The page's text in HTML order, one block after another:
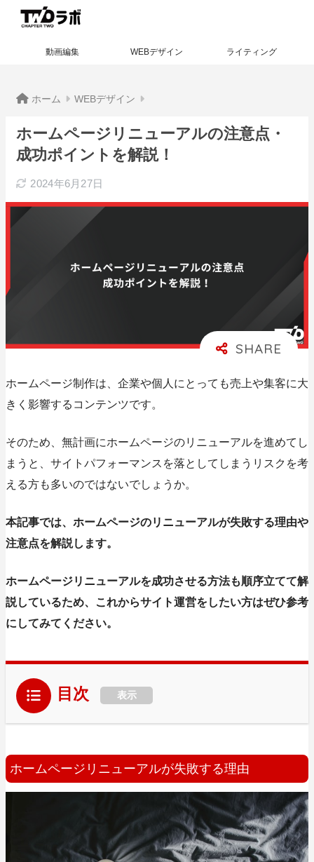
動画編集 WEBデザイン ライティング
ホーム WEBデザイン
ホームページリニューアルの注意点・
成功ポイントを解説！
2024年6月27日
ホームページ制作は、企業や個人にとっても売上や集客に大
きく影響するコンテンツです。
そのため、無計画にホームページのリニューアルを進めてし
まうと、サイトパフォーマンスを落としてしまうリスクを考
える方も多いのではないでしょうか。
本記事では、ホームページのリニューアルが失敗する理由や
注意点を解説します。
ホームページリニューアルを成功させる方法も順序立てて解
説しているため、これからサイト運営をしたい方はぜひ参考
にしてみてください。
目次 表示
ホームページリニューアルが失敗する理由